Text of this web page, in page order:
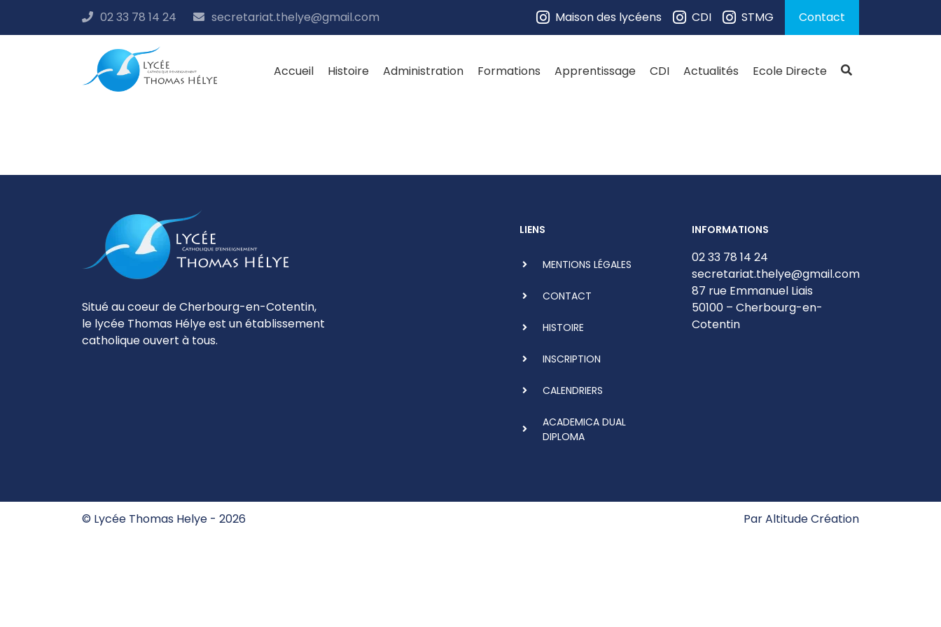
02 33 78 14 24 secretariat.thelye@gmail.com Maison des lycéens CDI STMG Contact
Accueil Histoire Administration Formations Apprentissage CDI Actualités Ecole Directe
Situé au coeur de Cherbourg-en-Cotentin,
le lycée Thomas Hélye est un établissement
catholique ouvert à tous.
LIENS
MENTIONS LÉGALES
CONTACT
HISTOIRE
INSCRIPTION
CALENDRIERS
ACADEMICA DUAL
DIPLOMA
INFORMATIONS
02 33 78 14 24
secretariat.thelye@gmail.com
87 rue Emmanuel Liais
50100 – Cherbourg-en-
Cotentin
© Lycée Thomas Helye - 2026 ParAltitude Création